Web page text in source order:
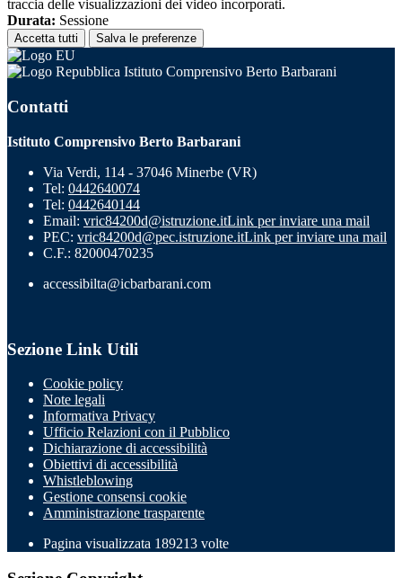
traccia delle visualizzazioni dei video incorporati.
Durata: Sessione
Accetta tutti Salva le preferenze
Istituto Comprensivo Berto Barbarani
Contatti
Istituto Comprensivo Berto Barbarani
Via Verdi, 114 - 37046 Minerbe (VR)
Tel: 0442640074
Tel: 0442640144
Email: vric84200d@istruzione.itLink per inviare una mail
PEC: vric84200d@pec.istruzione.itLink per inviare una mail
C.F.: 82000470235
accessibilta@icbarbarani.com
Sezione Link Utili
Cookie policy
Note legali
Informativa Privacy
Ufficio Relazioni con il Pubblico
Dichiarazione di accessibilità
Obiettivi di accessibilità
Whistleblowing
Gestione consensi cookie
Amministrazione trasparente
Pagina visualizzata 189213 volte